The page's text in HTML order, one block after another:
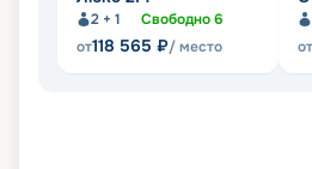
2 + 1 Свободно6
от118 565 ₽/ место
от